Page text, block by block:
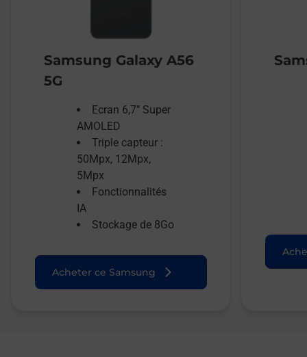
Samsung Galaxy A56
5G
Ecran 6,7’’ Super
AMOLED
Triple capteur :
50Mpx, 12Mpx,
5Mpx
Fonctionnalités
IA
Stockage de 8Go
Acheter ce Samsung